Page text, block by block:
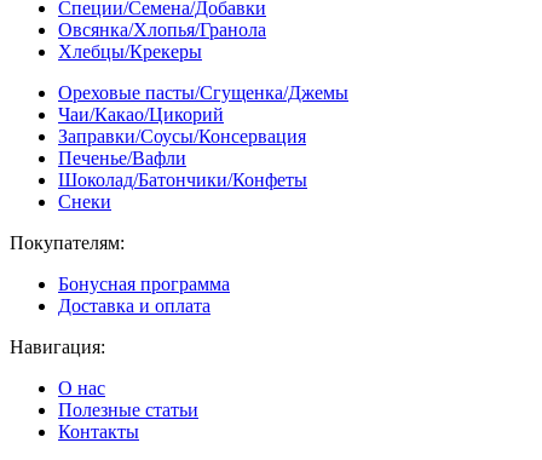
Специи/Семена/Добавки
Овсянка/Хлопья/Гранола
Хлебцы/Крекеры
Ореховые пасты/Сгущенка/Джемы
Чаи/Какао/Цикорий
Заправки/Соусы/Консервация
Печенье/Вафли
Шоколад/Батончики/Конфеты
Снеки
Покупателям:
Бонусная программа
Доставка и оплата
Навигация:
О нас
Полезные статьи
Контакты